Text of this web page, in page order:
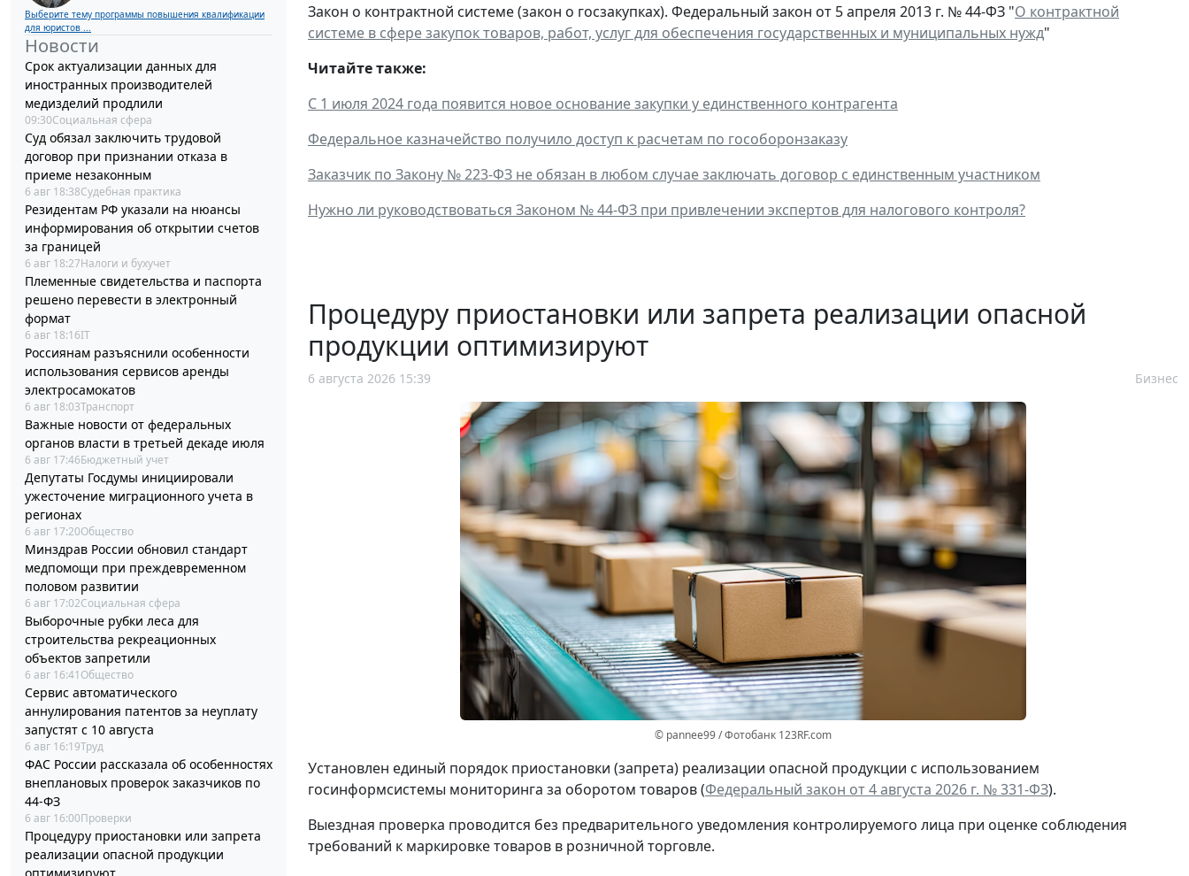
Выберите тему программы повышения квалификации
для юристов ...
Новости
Срок актуализации данных для
иностранных производителей
медизделий продлили
09:30Социальная сфера
Суд обязал заключить трудовой
договор при признании отказа в
приеме незаконным
6 авг 18:38Судебная практика
Резидентам РФ указали на нюансы
информирования об открытии счетов
за границей
6 авг 18:27Налоги и бухучет
Племенные свидетельства и паспорта
решено перевести в электронный
формат
6 авг 18:16IT
Россиянам разъяснили особенности
использования сервисов аренды
электросамокатов
6 авг 18:03Транспорт
Важные новости от федеральных
органов власти в третьей декаде июля
6 авг 17:46Бюджетный учет
Депутаты Госдумы инициировали
ужесточение миграционного учета в
регионах
6 авг 17:20Общество
Минздрав России обновил стандарт
медпомощи при преждевременном
половом развитии
6 авг 17:02Социальная сфера
Выборочные рубки леса для
строительства рекреационных
объектов запретили
6 авг 16:41 Общество
Сервис автоматического
аннулирования патентов за неуплату
запустят с 10 августа
6 авг 16:19Труд
ФАС России рассказала об особенностях
внеплановых проверок заказчиков по
44-ФЗ
6 авг 16:00Проверки
Процедуру приостановки или запрета
реализации опасной продукции
Закон о контрактной системе (закон о госзакупках). Федеральный закон от 5 апреля 2013 г. № 44-ФЗ "О контрактной
системе в сфере закупок товаров, работ, услуг для обеспечения государственных и муниципальных нужд"
Читайте также:
С 1 июля 2024 года появится новое основание закупки у единственного контрагента
Федеральное казначейство получило доступ к расчетам по гособоронзаказу
Заказчик по Закону № 223-ФЗ не обязан в любом случае заключать договор с единственным участником
Нужно ли руководствоваться Законом № 44-ФЗ при привлечении экспертов для налогового контроля?
Процедуру приостановки или запрета реализации опасной
продукции оптимизируют
6 августа 2026 15:39 Бизнес
© pannee99 / Фотобанк 123RF.com
Установлен единый порядок приостановки (запрета) реализации опасной продукции с использованием
госинформсистемы мониторинга за оборотом товаров (Федеральный закон от 4 августа 2026 г. № 331-ФЗ).
Выездная проверка проводится без предварительного уведомления контролируемого лица при оценке соблюдения
требований к маркировке товаров в розничной торговле.